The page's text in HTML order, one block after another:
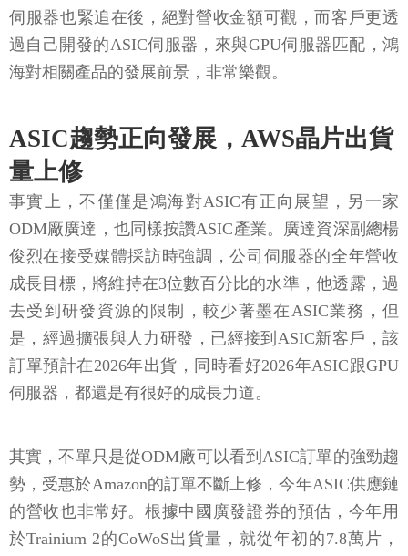
伺服器也緊追在後，絕對營收金額可觀，而客戶更透
過自己開發的ASIC伺服器，來與GPU伺服器匹配，鴻
海對相關產品的發展前景，非常樂觀。
ASIC趨勢正向發展，AWS晶片出貨
量上修
事實上，不僅僅是鴻海對ASIC有正向展望，另一家
ODM廠廣達，也同樣按讚ASIC產業。廣達資深副總楊
俊烈在接受媒體採訪時強調，公司伺服器的全年營收
成長目標，將維持在3位數百分比的水準，他透露，過
去受到研發資源的限制，較少著墨在ASIC業務，但
是，經過擴張與人力研發，已經接到ASIC新客戶，該
訂單預計在2026年出貨，同時看好2026年ASIC跟GPU
伺服器，都還是有很好的成長力道。
其實，不單只是從ODM廠可以看到ASIC訂單的強勁趨
勢，受惠於Amazon的訂單不斷上修，今年ASIC供應鏈
的營收也非常好。根據中國廣發證券的預估，今年用
於Trainium 2的CoWoS出貨量，就從年初的7.8萬片，